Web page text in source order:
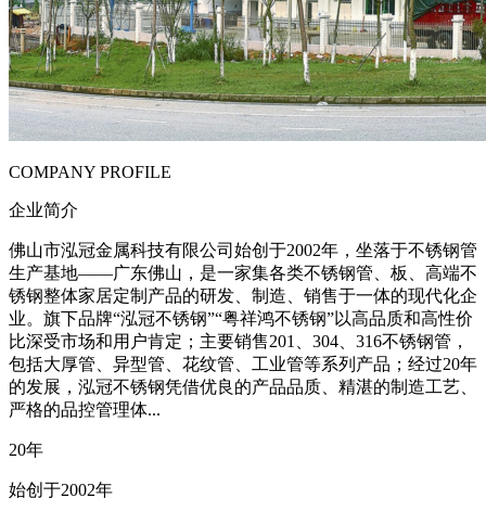
COMPANY PROFILE
企业简介
佛山市泓冠金属科技有限公司始创于2002年，坐落于不锈钢管
生产基地——广东佛山，是一家集各类不锈钢管、板、高端不
锈钢整体家居定制产品的研发、制造、销售于一体的现代化企
业。旗下品牌“泓冠不锈钢”“粤祥鸿不锈钢”以高品质和高性价
比深受市场和用户肯定；主要销售201、304、316不锈钢管，
包括大厚管、异型管、花纹管、工业管等系列产品；经过20年
的发展，泓冠不锈钢凭借优良的产品品质、精湛的制造工艺、
严格的品控管理体...
20年
始创于2002年